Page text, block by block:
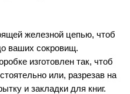
железной цепью, чтоб
ваших сокровищ.
изготовлен так, чтоб
или, разрезав на
и закладки для книг.